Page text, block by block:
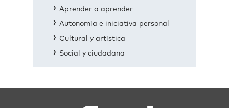
Aprender a aprender
Autonomía e iniciativa personal
Cultural y artística
Social y ciudadana